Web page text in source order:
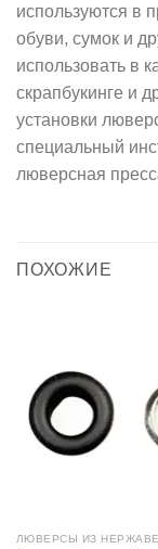
используются в
обуви, сумок и
использовать в
скрапбукинге и
установки
специальный
люверсная
ПОХОЖИЕ
ЛЮВЕРСЫ ИЗ